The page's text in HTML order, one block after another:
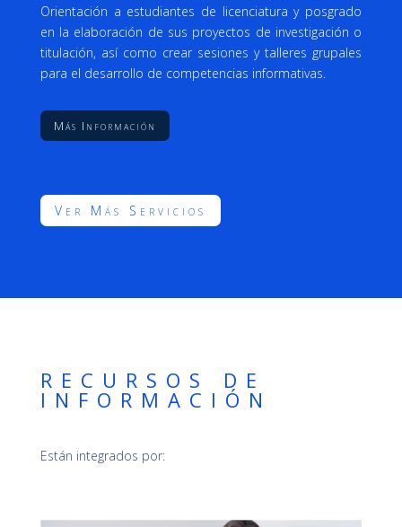
Orientación a estudiantes de licenciatura y posgrado
en la elaboración de sus proyectos de investigación o
titulación, así como crear sesiones y talleres grupales
para el desarrollo de competencias informativas.
Más Información
Ver Más Servicios
RECURSOS DE
INFORMACIÓN
Están integrados por: